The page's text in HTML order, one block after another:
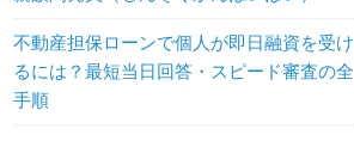
不動産担保ローンで個人が即日融資を受け
るには？最短当日回答・スピード審査の全
手順